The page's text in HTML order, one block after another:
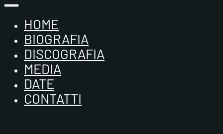
HOME
BIOGRAFIA
DISCOGRAFIA
MEDIA
DATE
CONTATTI